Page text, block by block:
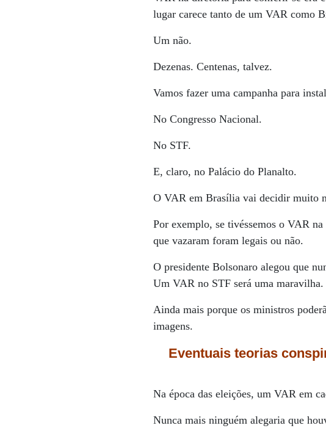
lugar carece tanto de um VAR como
Um não.
Dezenas. Centenas, talvez.
Vamos fazer uma campanha para
No Congresso Nacional.
No STF.
E, claro, no Palácio do Planalto.
O VAR em Brasília vai decidir muito
Por exemplo, se tivéssemos o VAR
que vazaram foram legais ou não.
O presidente Bolsonaro alegou que
Um VAR no STF será uma maravilha.
Ainda mais porque os ministros
imagens.
Eventuais teorias
Na época das eleições, um VAR em
Nunca mais ninguém alegaria que